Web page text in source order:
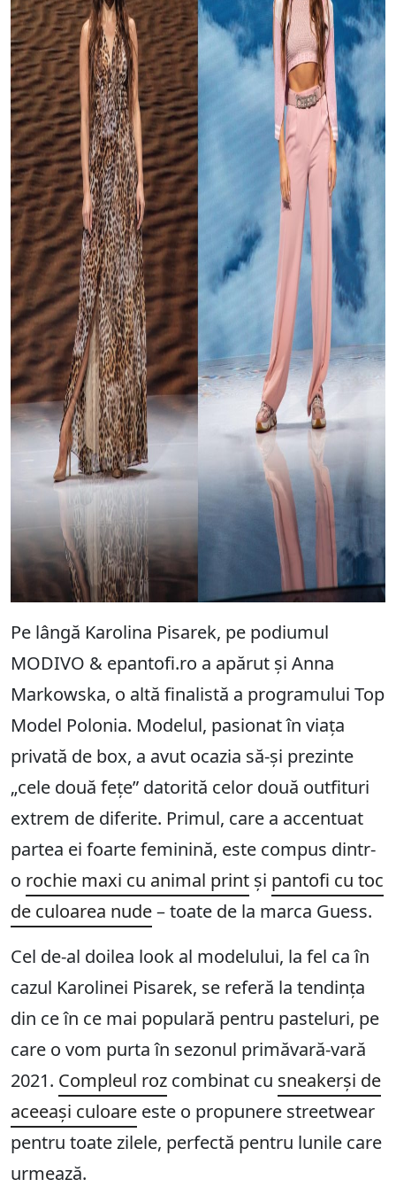
Pe lângă Karolina Pisarek, pe podiumul
MODIVO & epantofi.ro a apărut și Anna
Markowska, o altă finalistă a programului Top
Model Polonia. Modelul, pasionat în viața
privată de box, a avut ocazia să-și prezinte
„cele două fețe” datorită celor două outfituri
extrem de diferite. Primul, care a accentuat
partea ei foarte feminină, este compus dintr-
o rochie maxi cu animal print și pantofi cu toc
de culoarea nude– toate de la marca Guess.
Cel de-al doilea look al modelului, la fel ca în
cazul Karolinei Pisarek, se referă la tendința
din ce în ce mai populară pentru pasteluri, pe
care o vom purta în sezonul primăvară-vară
2021. Compleul roz combinat cu sneakerși de
aceeași culoare este o propunere streetwear
pentru toate zilele, perfectă pentru lunile care
urmează.